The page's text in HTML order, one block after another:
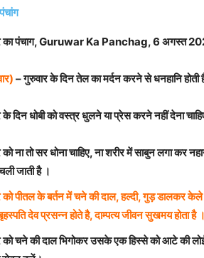
का पंचाग, Guruwar Ka Panchag,6 अगस्त
– गुरुवार के दिन तेल का मर्दन करने से धनहानि होती
के दिन धोबी को वस्त्र धुलने या प्रेस करने नहीं देना
को ना तो सर धोना चाहिए, ना शरीर में साबुन लगा कर
जाती है ।
को पीतल के बर्तन में चने की दाल, हल्दी, गुड़ डालकर
देव प्रसन्न होते है, दाम्पत्य जीवन सुखमय होता है ।
को चने की दाल भिगोकर उसके एक हिस्से को आटे की